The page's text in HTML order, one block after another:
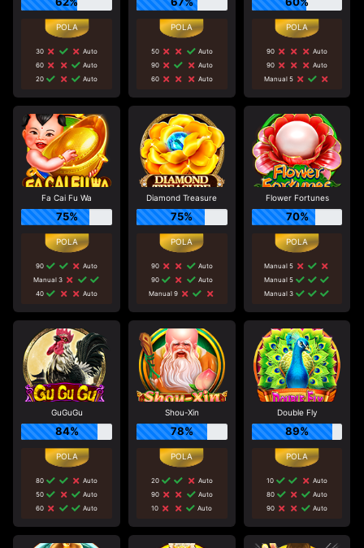
30
Auto
60
Auto
20
Auto
50
Auto
90
Auto
60
Auto
90
Auto
90
Auto
Manual 5
Fa Cai Fu Wa
75%
90
Auto
Manual 3
40
Auto
Diamond Treasure
75%
90
Auto
90
Auto
Manual 9
Flower Fortunes
70%
Manual 5
Manual 5
Manual 3
GuGuGu
84%
80
Auto
50
Auto
60
Auto
Shou-Xin
78%
20
Auto
90
Auto
10
Auto
Double Fly
89%
10
Auto
80
Auto
90
Auto